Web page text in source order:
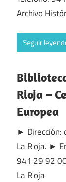
Archivo
Seguir
Rioja –
Europea
► Dirección:
La Rioja. ►
941 29 92
La Rioja